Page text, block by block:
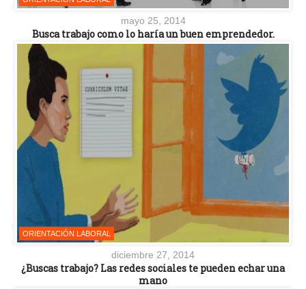
mayo 25, 2014
Busca trabajo como lo haría un buen emprendedor.
ORIENTACIÓN LABORAL
diciembre 27, 2014
¿Buscas trabajo? Las redes sociales te pueden echar una
mano